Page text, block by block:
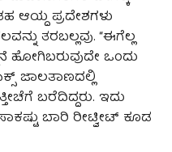
ಆಯ್ದ ಪ್ರದೇಶಗಳು
ತರಬಲ್ಲವು. “ಈಗೆಲ್ಲ
ಹೋಗಿಬರುವುದೇ ಒಂದು
ಜಾಲತಾಣದಲ್ಲಿ
ಬರೆದಿದ್ದರು. ಇದು
ಬಾರಿ ರೀಟ್ವೀಟ್ ಕೂಡ